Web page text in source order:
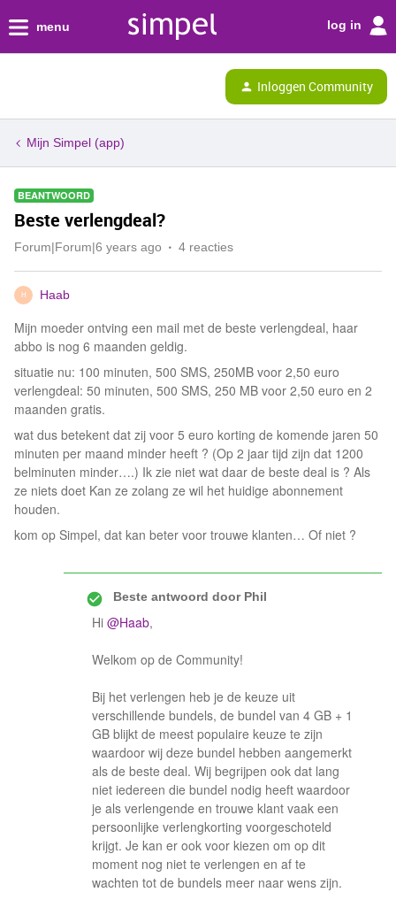
menu log in
Inloggen Community
Mijn Simpel (app)
BEANTWOORD
Beste verlengdeal?
Forum|Forum|6 years ago 4 reacties
H Haab
Mijn moeder ontving een mail met de beste verlengdeal, haar
abbo is nog 6 maanden geldig.
situatie nu: 100 minuten, 500 SMS, 250MB voor 2,50 euro
verlengdeal: 50 minuten, 500 SMS, 250 MB voor 2,50 euro en 2
maanden gratis.
wat dus betekent dat zij voor 5 euro korting de komende jaren 50
minuten per maand minder heeft ? (Op 2 jaar tijd zijn dat 1200
belminuten minder….) Ik zie niet wat daar de beste deal is ? Als
ze niets doet Kan ze zolang ze wil het huidige abonnement
houden.
kom op Simpel, dat kan beter voor trouwe klanten… Of niet ?
Beste antwoord doorPhil
Hi @Haab,
Welkom op de Community!
Bij het verlengen heb je de keuze uit
verschillende bundels, de bundel van 4 GB + 1
GB blijkt de meest populaire keuze te zijn
waardoor wij deze bundel hebben aangemerkt
als de beste deal. Wij begrijpen ook dat lang
niet iedereen die bundel nodig heeft waardoor
je als verlengende en trouwe klant vaak een
persoonlijke verlengkorting voorgeschoteld
krijgt. Je kan er ook voor kiezen om op dit
moment nog niet te verlengen en af te
wachten tot de bundels meer naar wens zijn.